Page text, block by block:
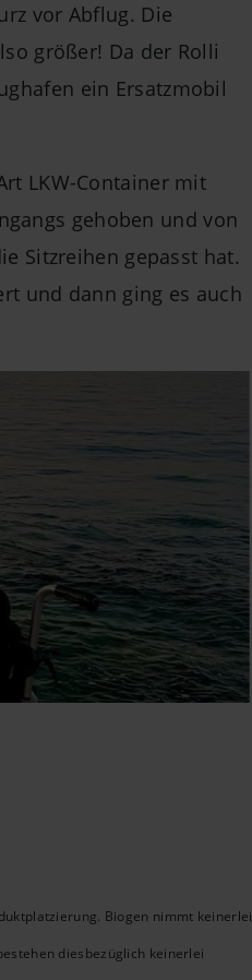
vor Abflug. Die
größer! Da der Rolli
ein Ersatzmobil
LKW-Container mit
gehoben und von
Sitzreihen gepasst hat.
und dann ging es auch
Biogen nimmt keinerlei
diesbezüglich keinerlei